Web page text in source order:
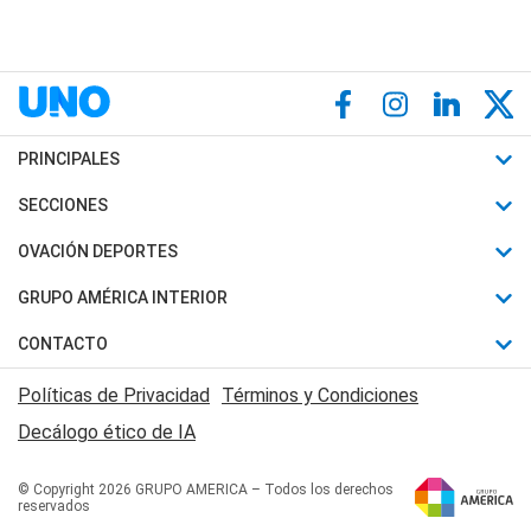
PRINCIPALES
Últimas Noticias
Política
Judiciales
Economia
SECCIONES
Horóscopo
Motores
Trucos caseros
Series y Películas
Edictos y Solicitadas
OVACIÓN DEPORTES
Fútbol
Mundial
Automovilismo
Rugby
Básquet
GRUPO AMÉRICA INTERIOR
Canal 7 en Vivo
San Juan 8
CONTACTO
Acerca de Nosotros
Contactanos
Políticas de Privacidad Términos y Condiciones
Decálogo ético de IA
© Copyright 2026 GRUPO AMERICA – Todos los derechos
reservados